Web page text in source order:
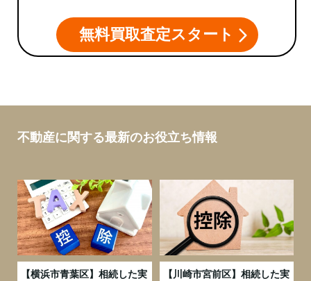
無料買取査定スタート
不動産に関する最新のお役立ち情報
【横浜市青葉区】相続した実
【川崎市宮前区】相続した実